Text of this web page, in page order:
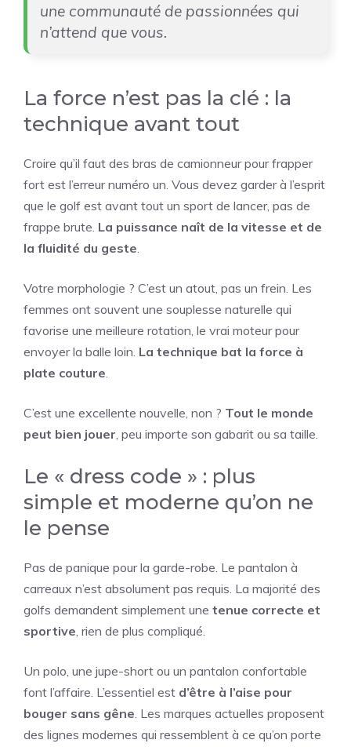
une communauté de passionnées qui
n’attend que vous.
La force n’est pas la clé : la
technique avant tout
Croire qu’il faut des bras de camionneur pour frapper
fort est l’erreur numéro un. Vous devez garder à l’esprit
que le golf est avant tout un sport de lancer, pas de
frappe brute. La puissance naît de la vitesse et de
la fluidité du geste
Votre morphologie ? C’est un atout, pas un frein. Les
femmes ont souvent une souplesse naturelle qui
favorise une meilleure rotation, le vrai moteur pour
envoyer la balle loin. La technique bat la force à
plate couture
C’est une excellente nouvelle, non ? Tout le monde
peut bien jouer , peu importe son gabarit ou sa taille.
Le « dress code » : plus
simple et moderne qu’on ne
le pense
Pas de panique pour la garde-robe. Le pantalon à
carreaux n’est absolument pas requis. La majorité des
golfs demandent simplement une tenue correcte et
sportive , rien de plus compliqué.
Un polo, une jupe-short ou un pantalon confortable
font l’affaire. L’essentiel est d’être à l’aise pour
bouger sans gêne . Les marques actuelles proposent
des lignes modernes qui ressemblent à ce qu’on porte